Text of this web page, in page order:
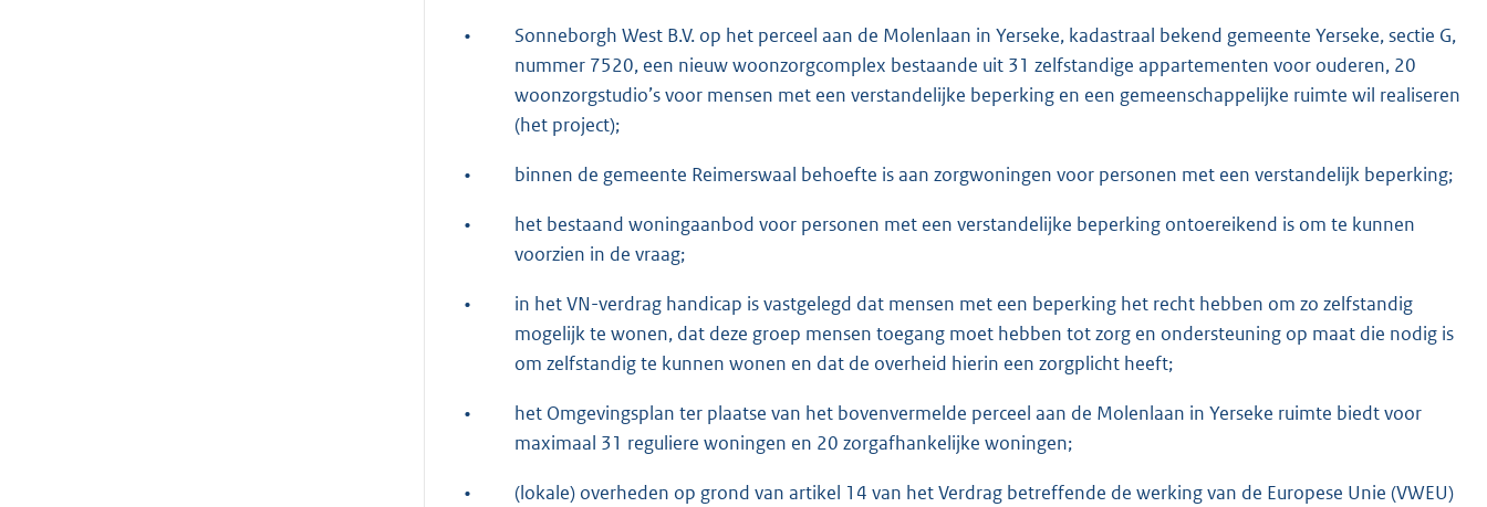
•
Sonneborgh West B.V. op het perceel aan de Molenlaan in Yerseke, kadastraal bekend gemeente Yerseke, sectie G,
nummer 7520, een nieuw woonzorgcomplex bestaande uit 31 zelfstandige appartementen voor ouderen, 20
woonzorgstudio’s voor mensen met een verstandelijke beperking en een gemeenschappelijke ruimte wil realiseren
(het project);
• binnen de gemeente Reimerswaal behoefte is aan zorgwoningen voor personen met een verstandelijk beperking;
•
het bestaand woningaanbod voor personen met een verstandelijke beperking ontoereikend is om te kunnen
voorzien in de vraag;
•
in het VN-verdrag handicap is vastgelegd dat mensen met een beperking het recht hebben om zo zelfstandig
mogelijk te wonen, dat deze groep mensen toegang moet hebben tot zorg en ondersteuning op maat die nodig is
om zelfstandig te kunnen wonen en dat de overheid hierin een zorgplicht heeft;
•
het Omgevingsplan ter plaatse van het bovenvermelde perceel aan de Molenlaan in Yerseke ruimte biedt voor
maximaal 31 reguliere woningen en 20 zorgafhankelijke woningen;
•
(lokale) overheden op grond van artikel 14 van het Verdrag betreffende de werking van de Europese Unie (VWEU)